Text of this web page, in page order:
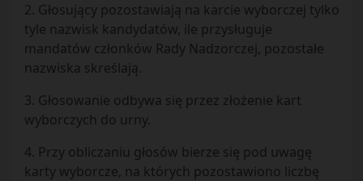
2. Głosujący pozostawiają na karcie wyborczej tylko
tyle nazwisk kandydatów, ile przysługuje
mandatów członków Rady Nadzorczej, pozostałe
nazwiska skreślają.
3. Głosowanie odbywa się przez złożenie kart
wyborczych do urny.
4. Przy obliczaniu głosów bierze się pod uwagę
karty wyborcze, na których pozostawiono liczbę